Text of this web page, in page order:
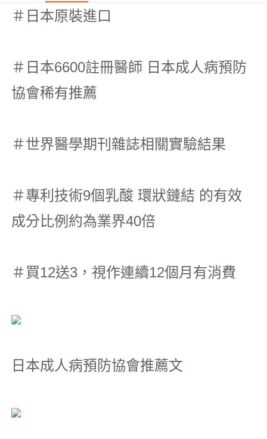
＃日本原裝進口
＃日本6600註冊醫師 日本成人病預防
協會稀有推薦
＃世界醫學期刊雜誌相關實驗結果
＃專利技術9個乳酸 環狀鏈結 的有效
成分比例約為業界40倍
＃買12送3，視作連續12個月有消費
日本成人病預防協會推薦文